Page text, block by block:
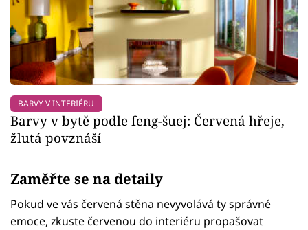
BARVY V INTERIÉRU
Barvy v bytě podle feng-šuej: Červená hřeje,
žlutá povznáší
Zaměřte se na detaily
Pokud ve vás červená stěna nevyvolává ty správné
emoce, zkuste červenou do interiéru propašovat